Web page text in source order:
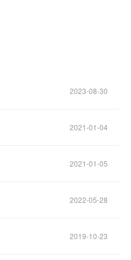
2023-08-30
2021-01-04
2021-01-05
2022-05-28
2019-10-23